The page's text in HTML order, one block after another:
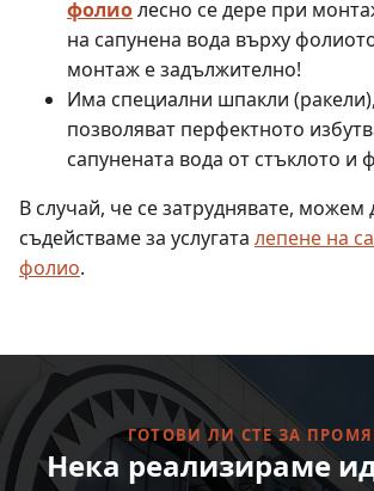
фолиолесно се дере при
на сапунена вода върху
монтаж е задължително!
Има специални шпакли
позволяват перфектното
сапунената вода от стъклото и
В случай, че се затруднявате, можем
съдействаме за услугата лепене на
фолио.
ГОТОВИ ЛИ СТЕ ЗА
Нека реализираме